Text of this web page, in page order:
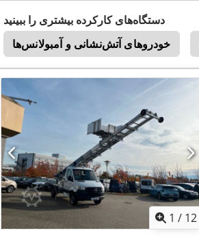
دستگاه‌های کارکرده بیشتری را ببینید
خودروهای آتش‌نشانی و آمبولانس‌ها
1 / 12